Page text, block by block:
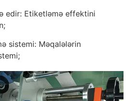
edir: Etiketləmə effektini
sistemi: Məqalələrin